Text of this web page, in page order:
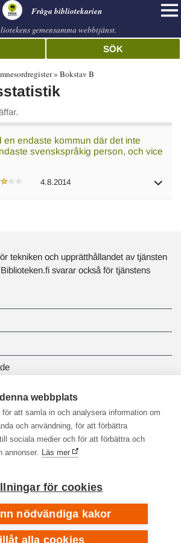
Fråga bibliotekarien
gemensamma webbtjänst.
SÖK
Bokstav B
en endaste kommun där det inte
svenskspråkig person, och vice
4.8.2014
tekniken och upprätthållandet av tjänsten
svarar också för tjänstens
webbplats
att samla in och analysera information om
och användning, för att förbättra
sociala medier och för att förbättra och
annonser. Läs mer
för cookies
nödvändiga kakor
alla cookies